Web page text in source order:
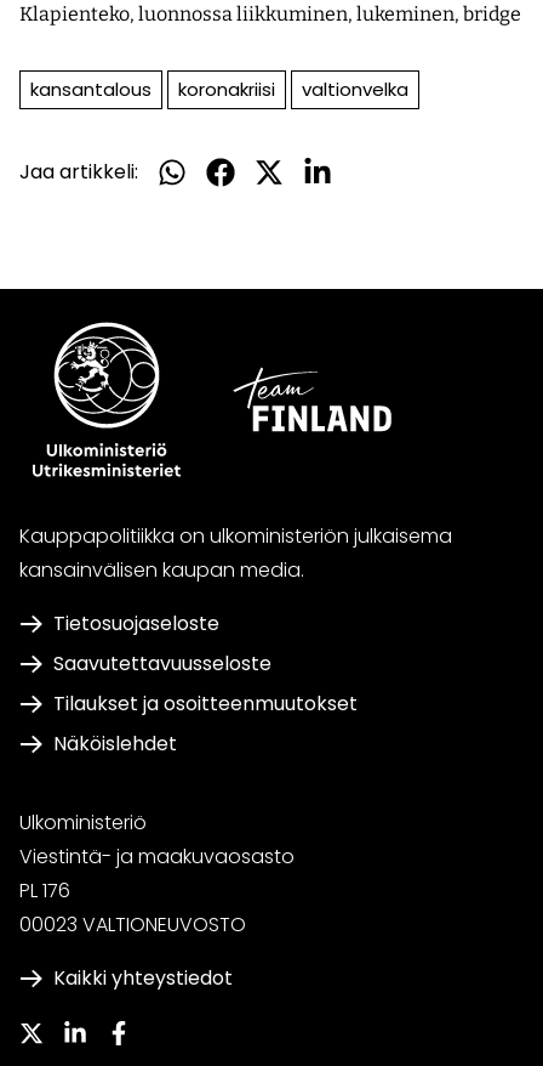
Klapienteko, luonnossa liikkuminen, lukeminen, bridge
kansantalous koronakriisi valtionvelka
Jaa artikkeli:
Jaa
Jaa
Jaa
Jaa
Kauppapolitiikka on ulkoministeriön julkaisema
kansainvälisen kaupan media.
Tietosuojaseloste
Saavutettavuusseloste
Tilaukset ja osoitteenmuutokset
Näköislehdet
Ulkoministeriö
Viestintä- ja maakuvaosasto
PL 176
00023 VALTIONEUVOSTO
Kaikki yhteystiedot